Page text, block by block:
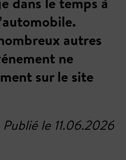
autres
ne
sur le site
Publié le 11.06.2026